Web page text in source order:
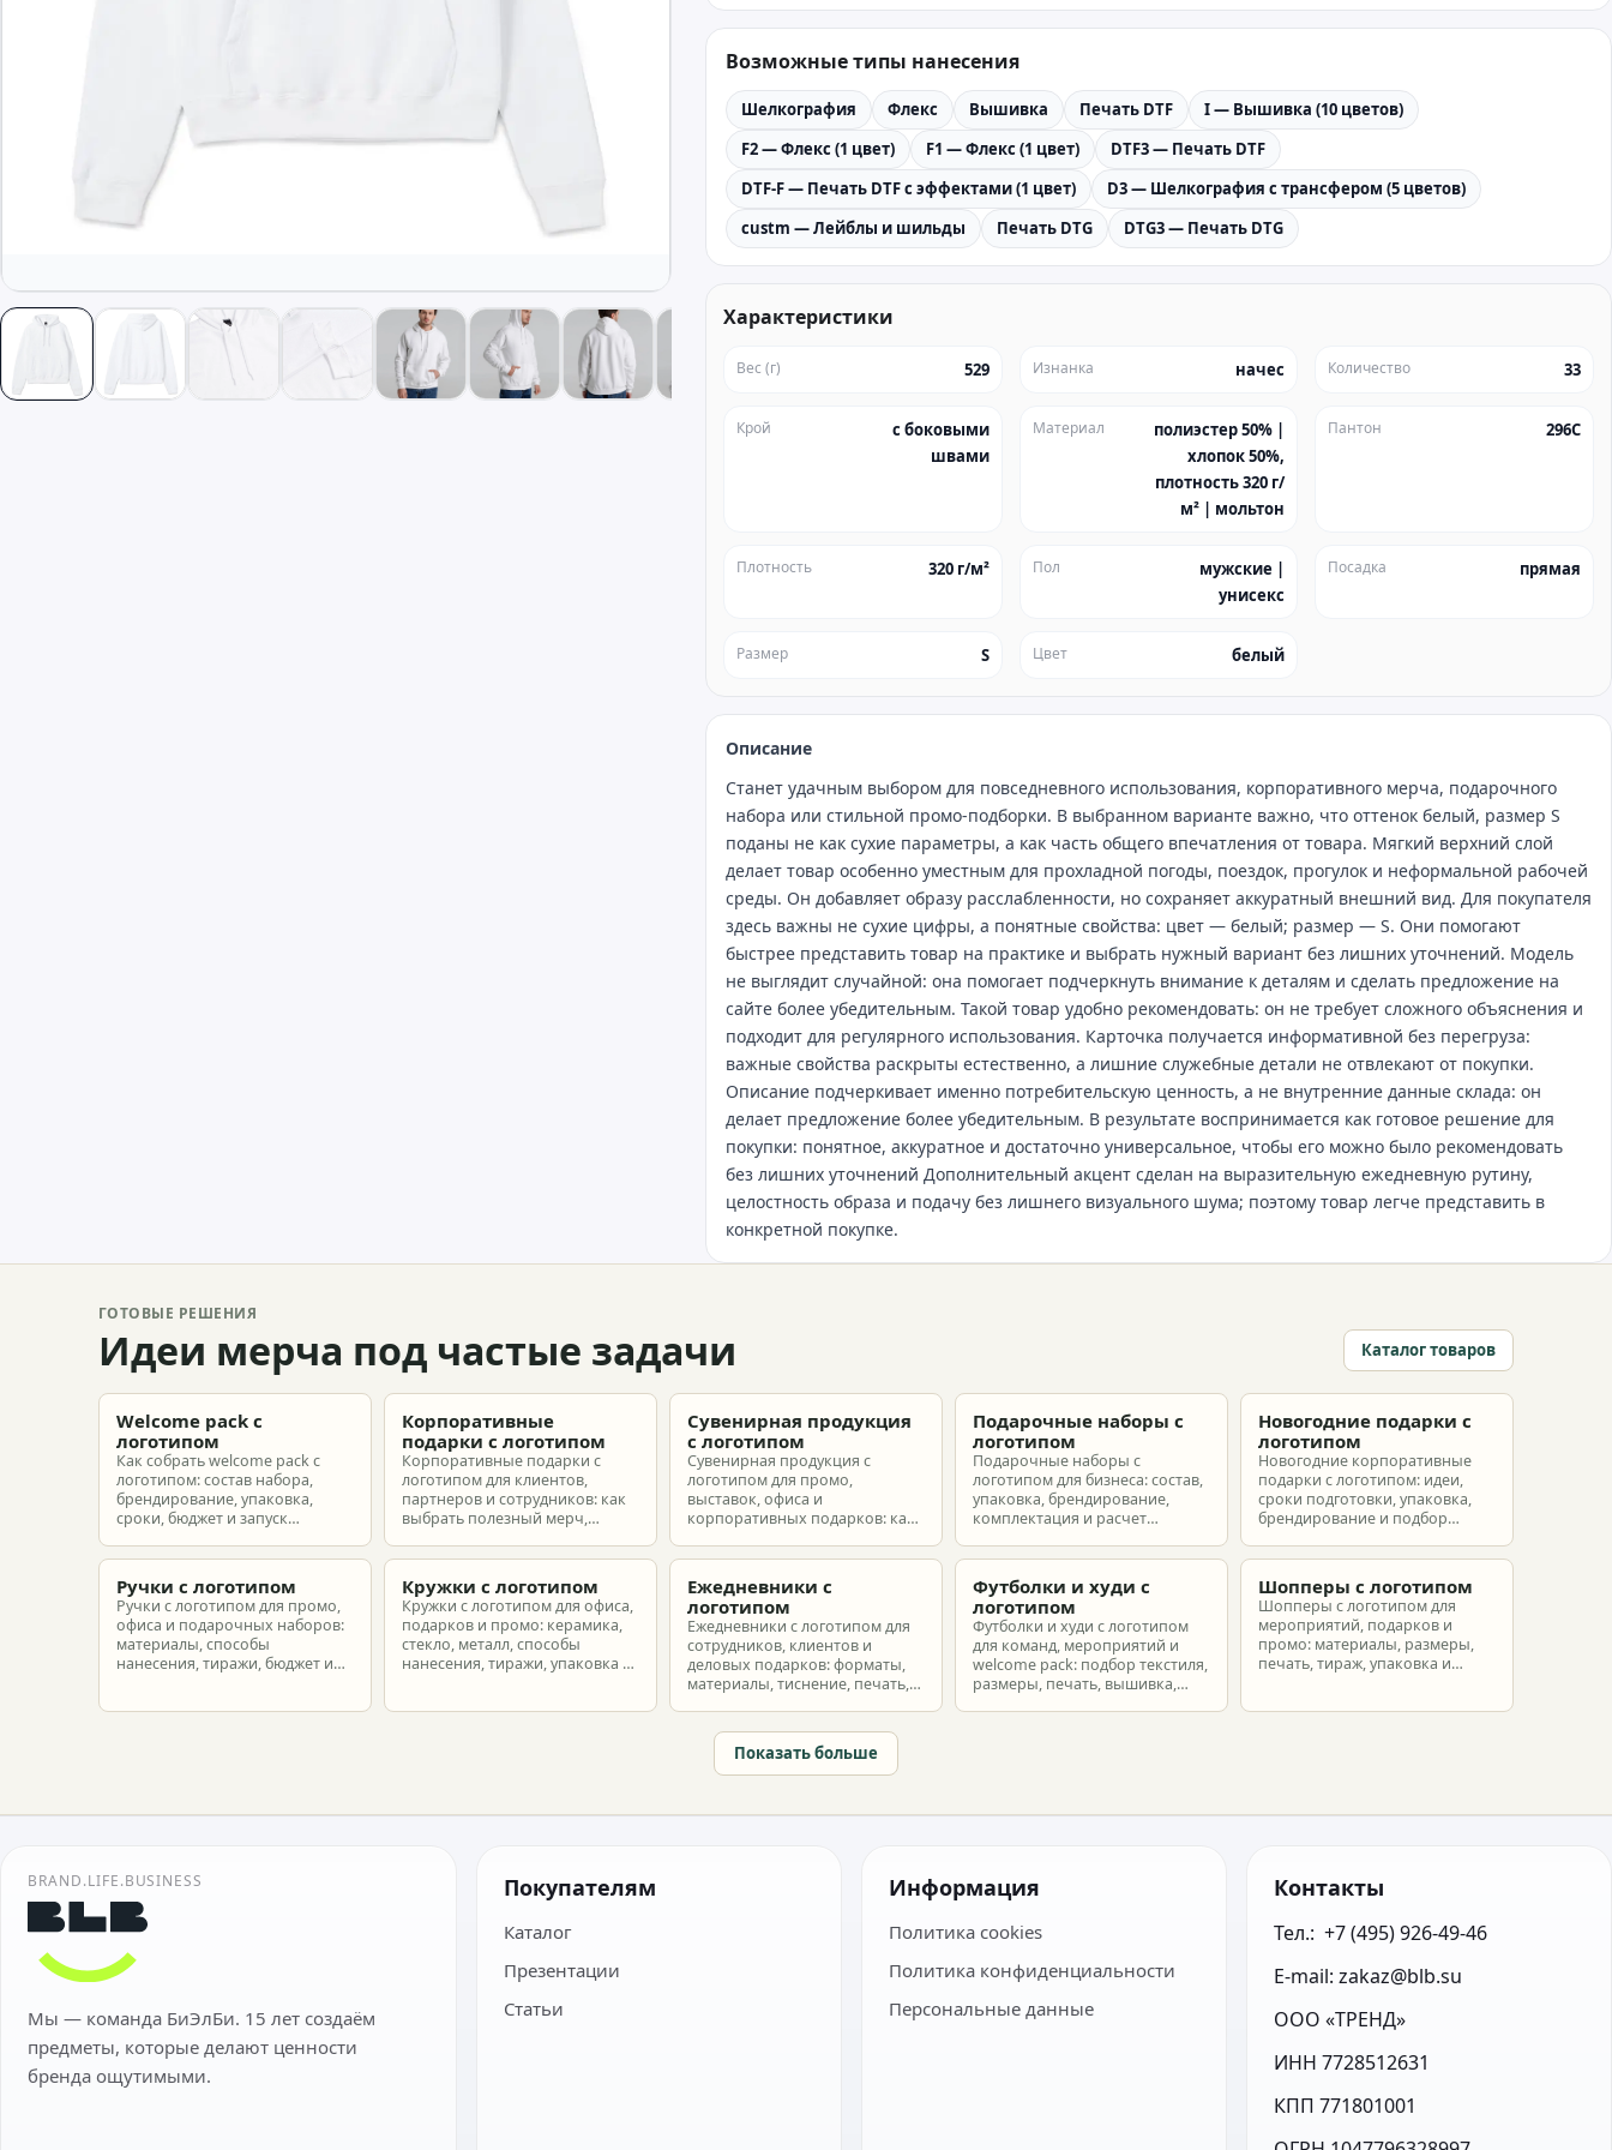
Возможные типы нанесения
Шелкография Флекс Вышивка Печать DTF
I — Вышивка (10 цветов)
F2 — Флекс (1 цвет)
F1 — Флекс (1 цвет)
DTF3 — Печать DTF
DTF-F — Печать DTF с эффектами (1 цвет)
D3 — Шелкография с трансфером (5 цветов)
custm — Лейблы и шильды
Печать DTG DTG3 — Печать DTG
Характеристики
Вес (г) 529 Изнанка начес Количество 33
Крой
с боковыми
швами
Материал
полиэстер 50% |
хлопок 50%,
плотность 320 г/
м² | мольтон
Пантон 296C
Плотность 320 г/м² Пол
мужские |
унисекс
Посадка прямая
Размер S Цвет белый
Описание
Станет удачным выбором для повседневного использования, корпоративного мерча, подарочного
набора или стильной промо‑подборки. В выбранном варианте важно, что оттенок белый, размер S
поданы не как сухие параметры, а как часть общего впечатления от товара. Мягкий верхний слой
делает товар особенно уместным для прохладной погоды, поездок, прогулок и неформальной рабочей
среды. Он добавляет образу расслабленности, но сохраняет аккуратный внешний вид. Для покупателя
здесь важны не сухие цифры, а понятные свойства: цвет — белый; размер — S. Они помогают
быстрее представить товар на практике и выбрать нужный вариант без лишних уточнений. Модель
не выглядит случайной: она помогает подчеркнуть внимание к деталям и сделать предложение на
сайте более убедительным. Такой товар удобно рекомендовать: он не требует сложного объяснения и
подходит для регулярного использования. Карточка получается информативной без перегруза:
важные свойства раскрыты естественно, а лишние служебные детали не отвлекают от покупки.
Описание подчеркивает именно потребительскую ценность, а не внутренние данные склада: он
делает предложение более убедительным. В результате воспринимается как готовое решение для
покупки: понятное, аккуратное и достаточно универсальное, чтобы его можно было рекомендовать
без лишних уточнений Дополнительный акцент сделан на выразительную ежедневную рутину,
целостность образа и подачу без лишнего визуального шума; поэтому товар легче представить в
конкретной покупке.
ГОТОВЫЕ РЕШЕНИЯ
Идеи мерча под частые задачи Каталог товаров
Welcome pack с
логотипом
Как собрать welcome pack с
логотипом: состав набора,
брендирование, упаковка,
сроки, бюджет и запуск
новых сотрудников.
Корпоративные
подарки с логотипом
Корпоративные подарки с
логотипом для клиентов,
партнеров и сотрудников: как
выбрать полезный мерч,
подготовить заказ без лишнего
Сувенирная продукция
с логотипом
Сувенирная продукция с
логотипом для промо,
выставок, офиса и
корпоративных подарков: как
макет и избежать лишних
Подарочные наборы с
логотипом
Подарочные наборы с
логотипом для бизнеса: состав,
упаковка, брендирование,
комплектация и расчет
разные бюджеты.
Новогодние подарки с
логотипом
Новогодние корпоративные
подарки с логотипом: идеи,
сроки подготовки, упаковка,
брендирование и подбор
партнеров и сотрудников.
Ручки с логотипом
Ручки с логотипом для промо,
офиса и подарочных наборов:
материалы, способы
нанесения, тиражи, бюджет и
Кружки с логотипом
Кружки с логотипом для офиса,
подарков и промо: керамика,
стекло, металл, способы
нанесения, тиражи, упаковка и
Ежедневники с
логотипом
Ежедневники с логотипом для
сотрудников, клиентов и
деловых подарков: форматы,
материалы, тиснение, печать,
Футболки и худи с
логотипом
Футболки и худи с логотипом
для команд, мероприятий и
welcome pack: подбор текстиля,
размеры, печать, вышивка,
Шопперы с логотипом
Шопперы с логотипом для
мероприятий, подарков и
промо: материалы, размеры,
печать, тираж, упаковка и
Показать больше
BRAND.LIFE.BUSINESS
Мы — команда БиЭлБи. 15 лет создаём
предметы, которые делают ценности
бренда ощутимыми.
Покупателям
Каталог
Презентации
Статьи
Информация
Политика cookies
Политика конфиденциальности
Персональные данные
Контакты
Тел.:  +7 (495) 926-49-46
E-mail: zakaz@blb.su
ООО «ТРЕНД»
ИНН 7728512631
КПП 771801001